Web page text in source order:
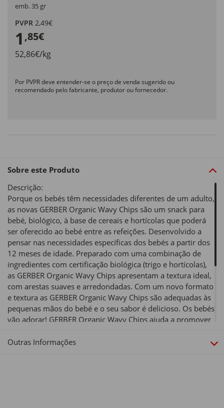
emb. 35 gr
PVPR 2,49€
1 ,85€
52,86€/kg
Por PVPR deve entender-se o preço de venda sugerido ou
recomendado pelo fabricante, produtor ou fornecedor.
Sobre este Produto
Descrição:
Porque os bebés têm necessidades diferentes de um adulto,
as novas GERBER Organic Wavy Chips são um snack para
bebé, biológico, à base de cereais e hortícolas que poderá
ser oferecido ao bebé entre as refeições. Desenvolvido a
pensar nas necessidades específicas dos bebés a partir dos
12 meses de idade. Preparado com uma combinação de
ingredientes com certificação biológica (trigo e hortícolas),
as GERBER Organic Wavy Chips apresentam a textura ideal,
com arestas suaves e arredondadas. Com um novo formato
e textura as GERBER Organic Wavy Chips são adequadas às
pequenas mãos do bebé e o seu sabor é delicioso. Os bebés
vão adorar! GERBER Organic Wavy Chips ajuda a promover
mastigação. Sempre na posição sentada e sob supervisão.
Outras Informações